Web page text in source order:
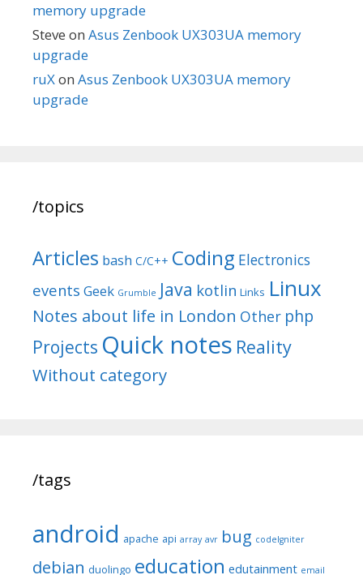
memory upgrade
Steve on Asus Zenbook UX303UA memory
upgrade
ruXon Asus Zenbook UX303UA memory
upgrade
/topics
Articles bash C/C++ Coding Electronics
events Geek Grumble Java kotlin Links Linux
Notes about life in London Other php
Projects Quick notes Reality
Without category
/tags
android apache api array avr bug codeIgniter
debian duolingo education edutainment email